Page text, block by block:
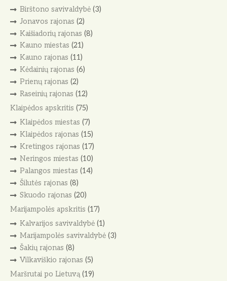
Birštono savivaldybė(3)
Jonavos rajonas (2)
Kaišiadorių rajonas (8)
Kauno miestas (21)
Kauno rajonas (11)
Kėdainių rajonas (6)
Prienų rajonas (2)
Raseinių rajonas (12)
Klaipėdos apskritis (75)
Klaipėdos miestas (7)
Klaipėdos rajonas (15)
Kretingos rajonas (17)
Neringos miestas (10)
Palangos miestas (14)
Šilutės rajonas (8)
Skuodo rajonas (20)
Marijampolės apskritis (17)
Kalvarijos savivaldybė(1)
Marijampolės savivaldybė(3)
Šakių rajonas (8)
Vilkaviškio rajonas (5)
Maršrutai po Lietuvą(19)